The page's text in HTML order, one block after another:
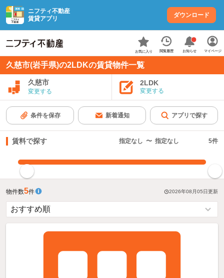
ニフティ不動産
賃貸アプリ
ダウンロード
お気に入り 閲覧履歴 お知らせ マイページ
久慈市(岩手県)の2LDKの賃貸物件一覧
久慈市
変更する
2LDK
変更する
条件を保存 新着通知 アプリで探す
賃料で探す 指定なし 〜 指定なし 5件
物件数5件 2026年08月05日更新